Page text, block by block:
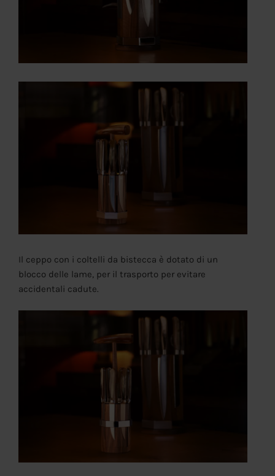
Il ceppo con i coltelli da bistecca è dotato di un
blocco delle lame, per il trasporto per evitare
accidentali cadute.